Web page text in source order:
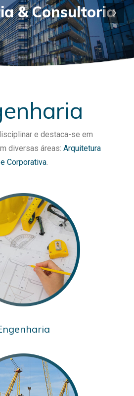
& Consultoria
e destaca-se em
diversas áreas: Arquitetura
Corporativa.